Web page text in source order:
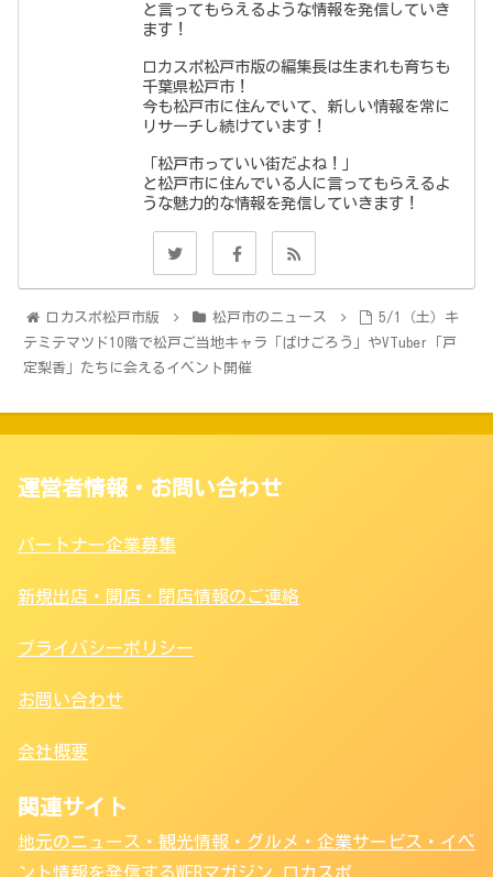
と言ってもらえるような情報を発信していき
ます！
ロカスポ松戸市版の編集長は生まれも育ちも
千葉県松戸市！
今も松戸市に住んでいて、新しい情報を常に
リサーチし続けています！
「松戸市っていい街だよね！」
と松戸市に住んでいる人に言ってもらえるよ
うな魅力的な情報を発信していきます！
ロカスポ松戸市版 松戸市のニュース
5/1（土）キ
テミテマツド10階で松戸ご当地キャラ「ばけごろう」やVTuber「戸
定梨香」たちに会えるイベント開催
運営者情報・お問い合わせ
パートナー企業募集
新規出店・開店・閉店情報のご連絡
プライバシーポリシー
お問い合わせ
会社概要
関連サイト
地元のニュース・観光情報・グルメ・企業サービス・イベ
ント情報を発信するWEBマガジン ロカスポ